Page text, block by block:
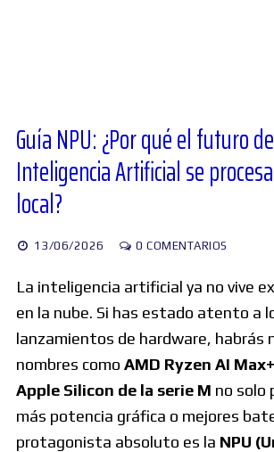
Foros
Buscar:
Guía NPU: ¿Por qué el futuro
Inteligencia Artificial se
local?
13/06/2026 0 COMENTARIOS
La inteligencia artificial ya no vive
en la nube. Si has estado atento a
lanzamientos de hardware, habrás
nombres como AMD Ryzen AI Max+
Apple Silicon de la serie M no solo
más potencia gráfica o mejores
protagonista absoluto es la NPU